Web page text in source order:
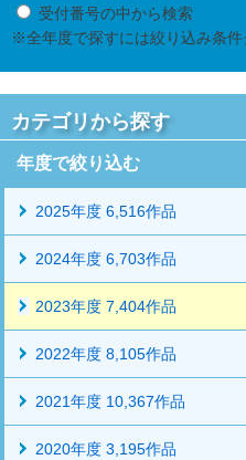
受付番号の中から検索
※全年度で探すには絞り込み条件
カテゴリから探す
年度で絞り込む
2025年度 6,516作品
2024年度 6,703作品
2023年度 7,404作品
2022年度 8,105作品
2021年度 10,367作品
2020年度 3,195作品